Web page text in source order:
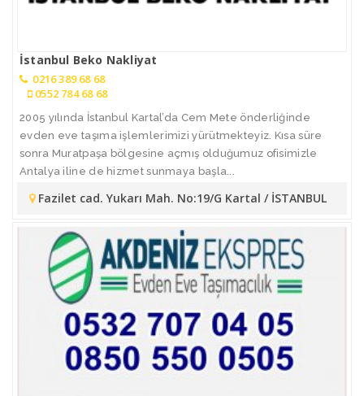
İstanbul Beko Nakliyat
0216 389 68 68
0552 784 68 68
2005 yılında İstanbul Kartal’da Cem Mete önderliğinde
evden eve taşıma işlemlerimizi yürütmekteyiz. Kısa süre
sonra Muratpaşa bölgesine açmış olduğumuz ofisimizle
Antalya iline de hizmet sunmaya başla...
Fazilet cad. Yukarı Mah. No:19/G Kartal / İSTANBUL